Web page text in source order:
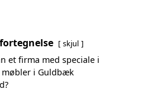
skjul
et firma med speciale i
møbler i Guldbæk